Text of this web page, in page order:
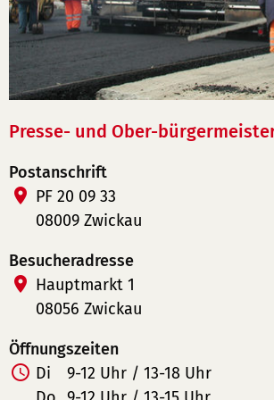
Presse- und Ober-
Postanschrift
PF 20 09 33
08009 Zwickau
Besucheradresse
Hauptmarkt 1
08056 Zwickau
Öffnungszeiten
Di
9-12 Uhr / 13-18 Uhr